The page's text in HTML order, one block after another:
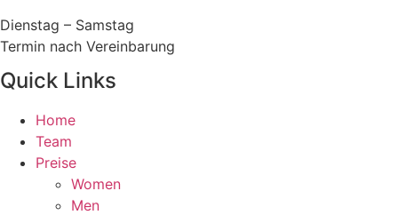
Dienstag – Samstag
Termin nach Vereinbarung
Quick Links
Home
Team
Preise
Women
Men